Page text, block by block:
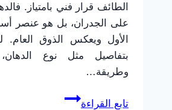
الطائف قرار فني بامتياز.
على الجدران، بل هو عنصر
الأول ويعكس الذوق العام.
بتفاصيل مثل نوع
وطريقة…
تابع القراءة
دهانات